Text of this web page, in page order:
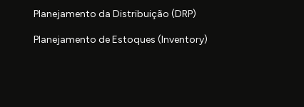
Planejamento da Distribuição (DRP)
Planejamento de Estoques (Inventory)